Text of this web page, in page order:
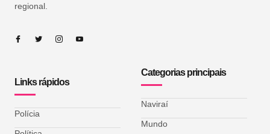
regional.
Links rápidos
Polícia
Categorias principais
Naviraí
Mundo